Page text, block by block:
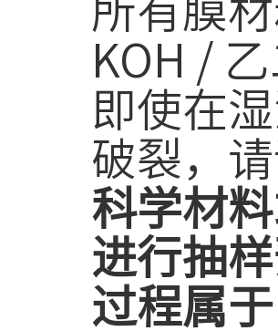
所有膜
KOH /
即使在
破裂，
科学材
进行抽
过程属